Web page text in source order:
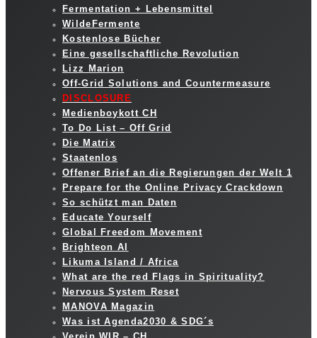
Fermentation + Lebensmittel
WildeFermente
Kostenlose Bücher
Eine gesellschaftliche Revolution
Lizz Marion
Off-Grid Solutions and Countermeasure
DISCLOSURE
Medienboykott CH
To Do List – Off Grid
Die Matrix
Staatenlos
Offener Brief an die Regierungen der Welt 1
Prepare for the Online Privacy Crackdown
So schützt man Daten
Educate Yourself
Global Freedom Movement
Brighteon AI
Likuma Island / Africa
What are the red Flags in Spirituality?
Nervous System Reset
MANOVA Magazin
Was ist Agenda2030 & SDG´s